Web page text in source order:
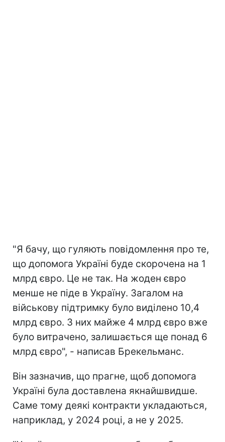
"Я бачу, що гуляють повідомлення про те,
що допомога Україні буде скорочена на 1
млрд євро. Це не так. На жоден євро
менше не піде в Україну. Загалом на
військову підтримку було виділено 10,4
млрд євро. З них майже 4 млрд євро вже
було витрачено, залишається ще понад 6
млрд євро", - написав Брекельманс.
Він зазначив, що прагне, щоб допомога
Україні була доставлена якнайшвидше.
Саме тому деякі контракти укладаються,
наприклад, у 2024 році, а не у 2025.